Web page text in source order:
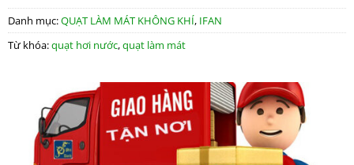
Danh mục:QUẠT LÀM MÁT KHÔNG KHÍ, IFAN
Từ khóa:quạt hơi nước,quạt làm mát